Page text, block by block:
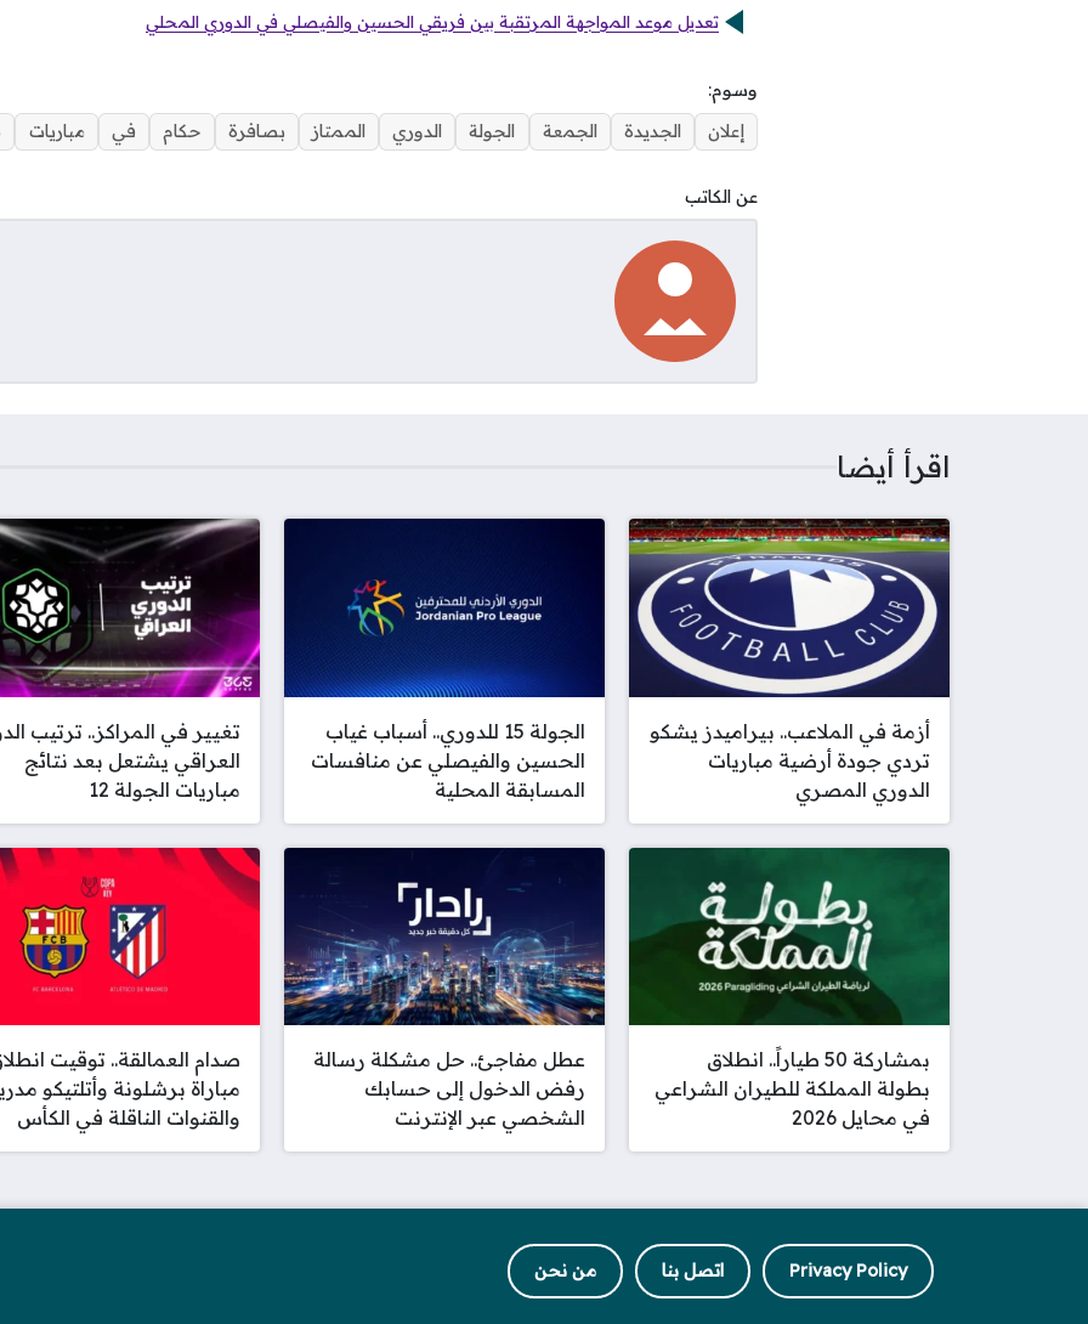
تعديل موعد المواجهة المرتقبة بين فريقي الحسين والفيصلي في الدوري المحلي
وسوم:
إعلان
الجديدة الجمعة الجولة الدوري الممتاز بصافرة حكام في مباريات
عن الكاتب
اقرأ أيضا
أزمة في الملاعب.. بيراميدز يشكو
تردي جودة أرضية مباريات
الدوري المصري
الجولة 15 للدوري.. أسباب غياب
الحسين والفيصلي عن منافسات
المسابقة المحلية
تغيير في المراكز.. ترتيب
العراقي يشتعل بعد نتائج
مباريات الجولة 12
بمشاركة 50 طياراً.. انطلاق
بطولة المملكة للطيران الشراعي
في محايل 2026
عطل مفاجئ.. حل مشكلة رسالة
رفض الدخول إلى حسابك
الشخصي عبر الإنترنت
صدام العمالقة.. توقيت
مباراة برشلونة وأتلتيكو
والقنوات الناقلة في الكأس
Privacy Policy اتصل بنا من نحن